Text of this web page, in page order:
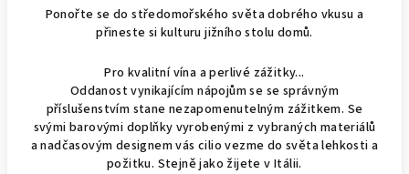
Ponořte se do středomořského světa dobrého vkusu a
přineste si kulturu jižního stolu domů.
Pro kvalitní vína a perlivé zážitky...
Oddanost vynikajícím nápojům se se správným
příslušenstvím stane nezapomenutelným zážitkem. Se
svými barovými doplňky vyrobenými z vybraných materiálů
a nadčasovým designem vás cilio vezme do světa lehkosti a
požitku. Stejně jako žijete v Itálii.